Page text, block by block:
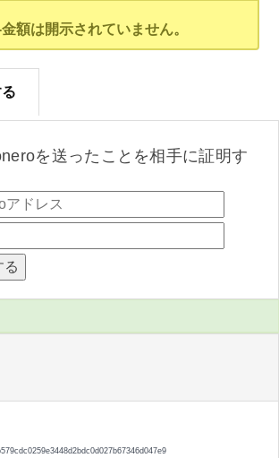
額は開示されていません。
を送ったことを相手に証明す